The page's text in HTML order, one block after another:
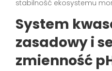
stabilność ekosystemu
System
zasadowy i
zmienność